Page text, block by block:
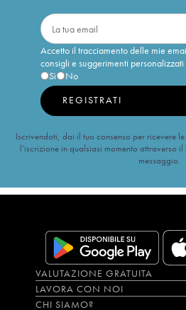
Accetto il tracciamento delle mie
consigli e suggerimenti personalizzati
Sì
No
REGISTRATI
Iscrivendoti, dai il tuo consenso per ricevere
l’iscrizione in qualsiasi momento attraverso
messaggio.
VALUTAZIONE GRATUITA
LAVORA CON NOI
CHI SIAMO?